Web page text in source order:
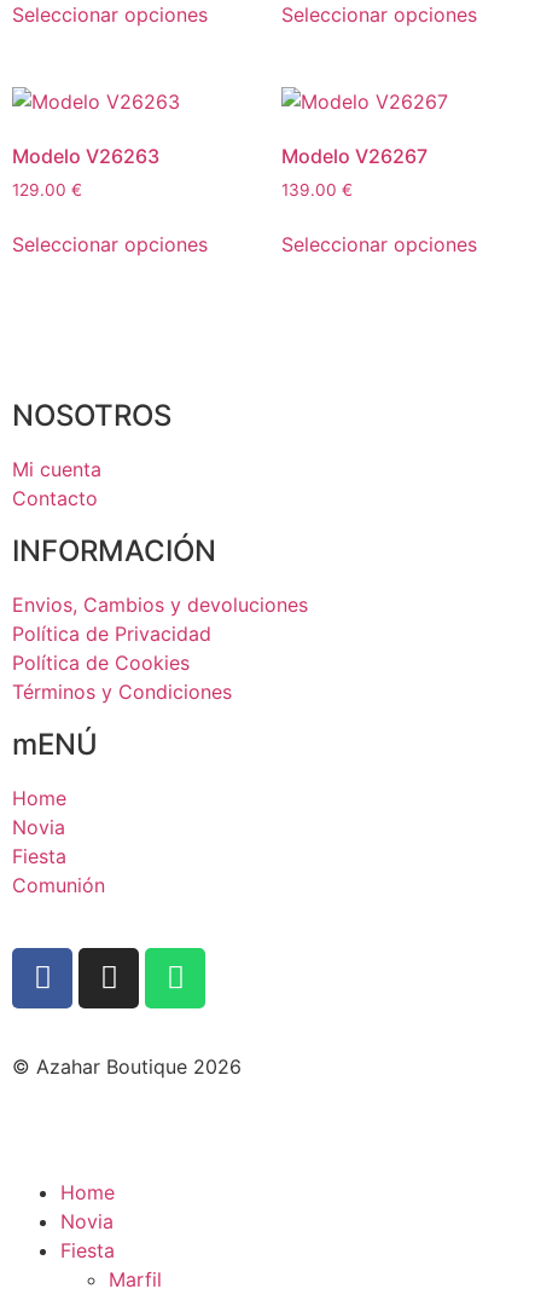
Seleccionar opciones Seleccionar opciones
Modelo V26263
129.00 €
Seleccionar opciones
Modelo V26267
139.00 €
Seleccionar opciones
NOSOTROS
Mi cuenta
Contacto
INFORMACIÓN
Envios, Cambios y devoluciones
Política de Privacidad
Política de Cookies
Términos y Condiciones
mENÚ
Home
Novia
Fiesta
Comunión
© Azahar Boutique 2026
Home
Novia
Fiesta
Marfil